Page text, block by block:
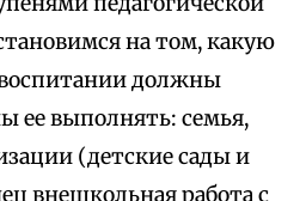
на том, какую
должны
ее выполнять: семья,
(детские сады и
внешкольная работа с